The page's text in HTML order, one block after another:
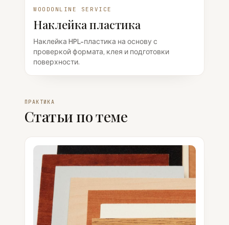
WOODONLINE SERVICE
Наклейка пластика
Наклейка HPL-пластика на основу с
проверкой формата, клея и подготовки
поверхности.
ПРАКТИКА
Статьи по теме